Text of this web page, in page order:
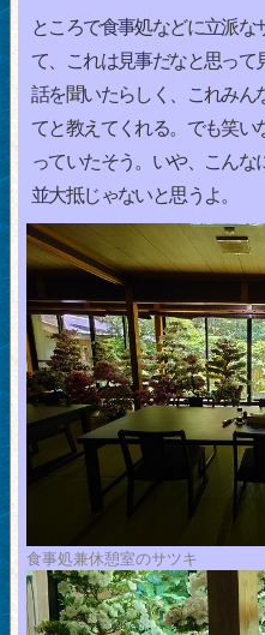
ところで食事処などに立派
て、これは見事だなと思って
話を聞いたらしく、これみん
てと教えてくれる。でも笑い
っていたそう。いや、こん
並大抵じゃないと思うよ。
食事処兼休憩室のサツキ